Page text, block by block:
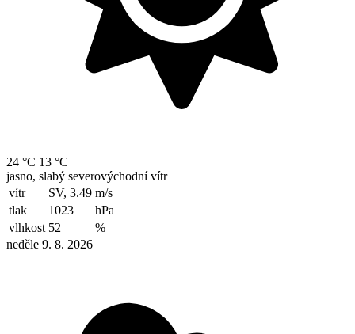
24 °C 13 °C
jasno, slabý severovýchodní vítr
vítr
SV, 3.49 m/s
tlak
1023
hPa
vlhkost 52
%
neděle 9. 8. 2026